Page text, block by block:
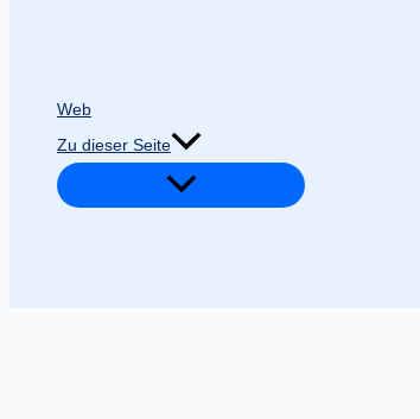
Web
Zu dieser Seite